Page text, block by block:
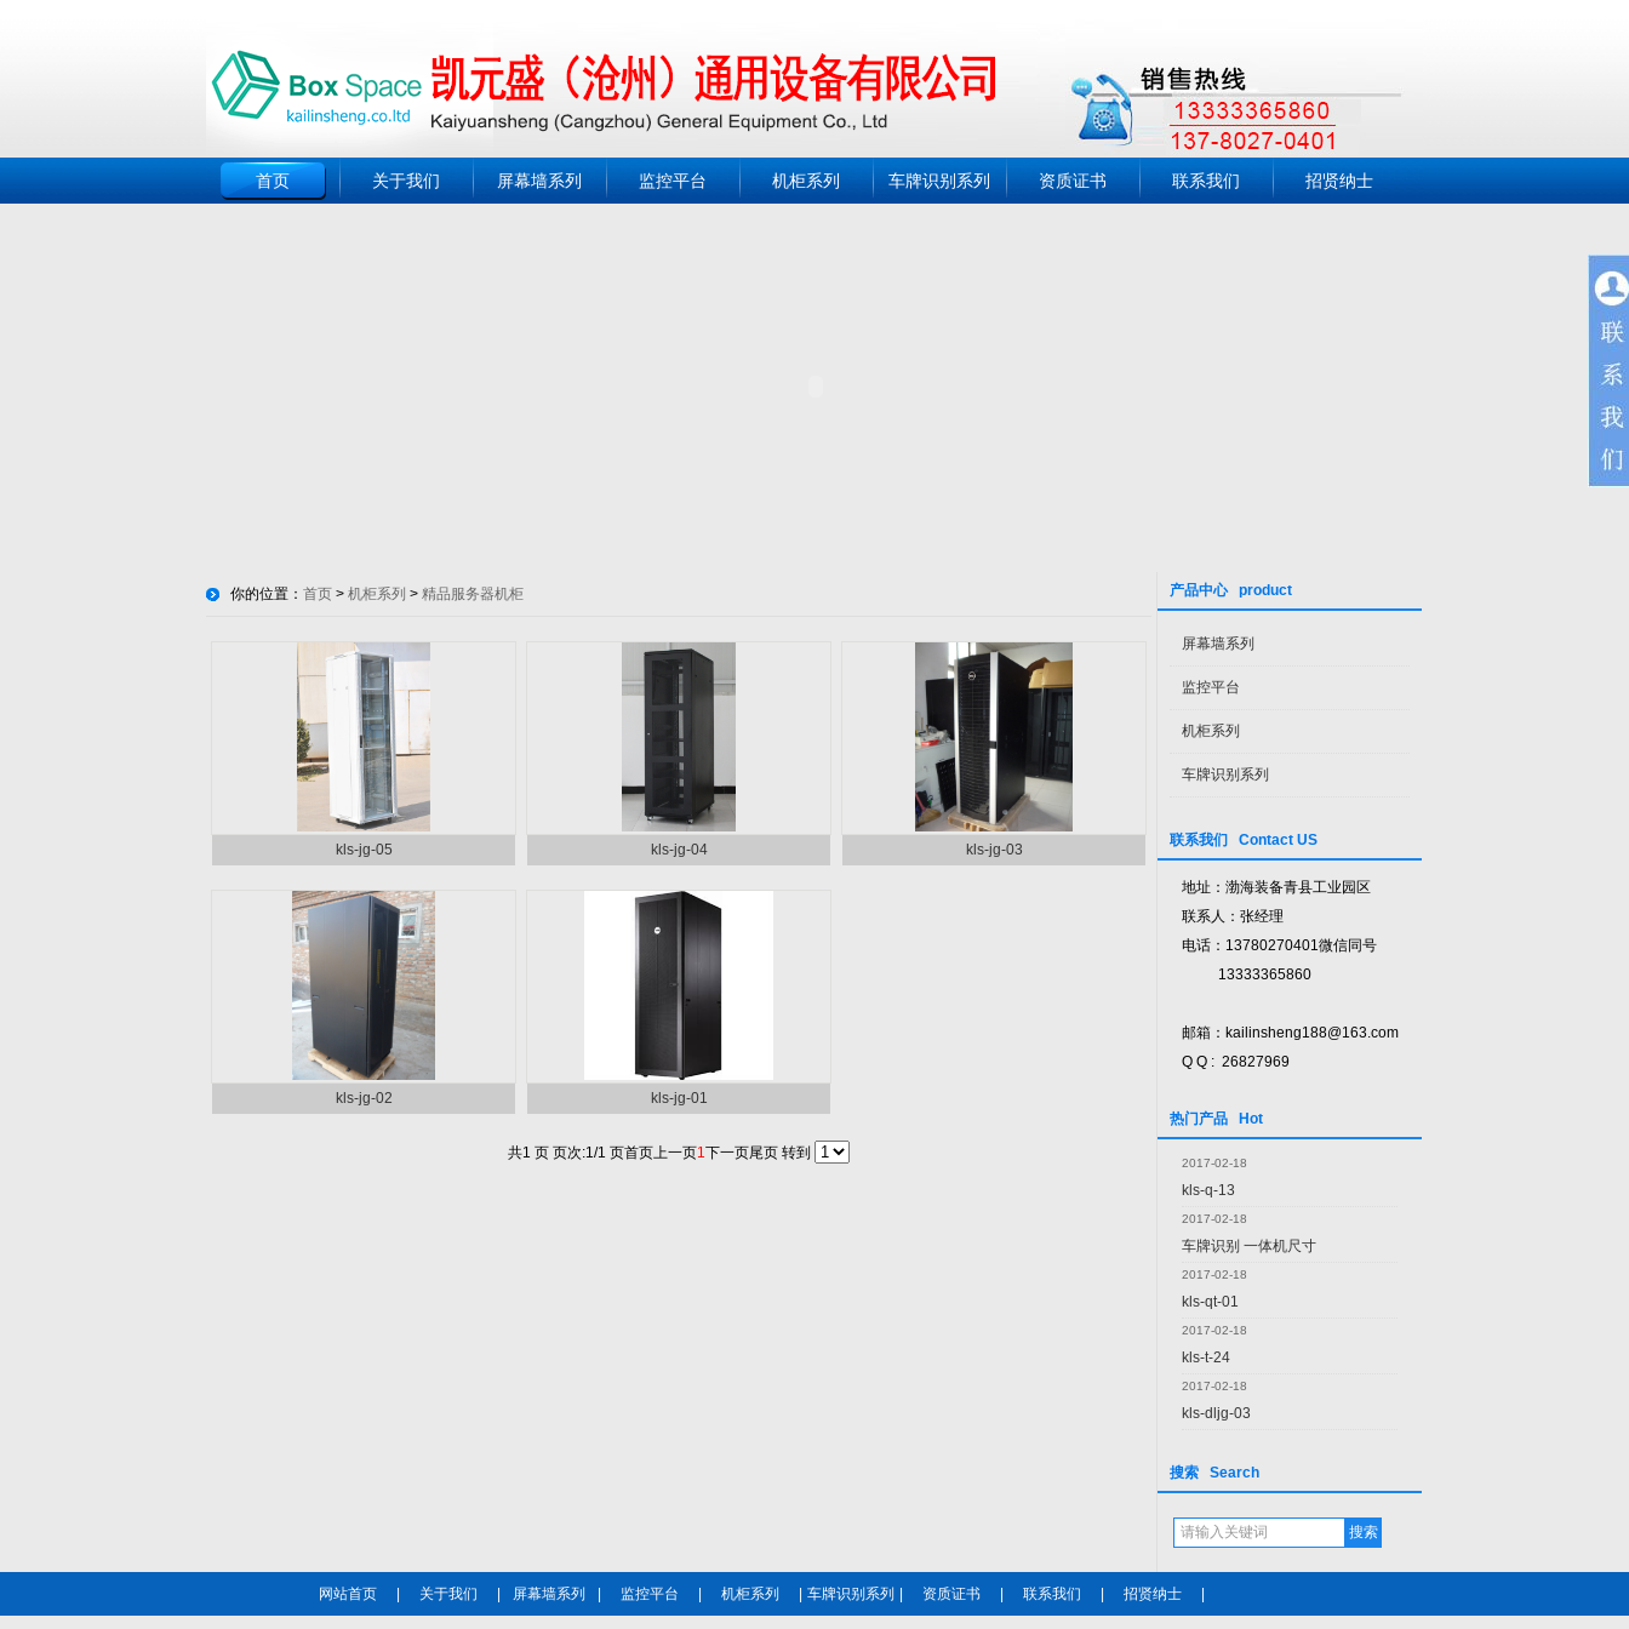
首页 关于我们 屏幕墙系列 监控平台 机柜系列 车牌识别系列 资质证书 联系我们 招贤纳士
产品中心 product
屏幕墙系列
监控平台
机柜系列
车牌识别系列
联系我们 Contact US
地址：渤海装备青县工业园区
联系人：张经理
电话：13780270401微信同号
13333365860
邮箱：kailinsheng188@163.com
Q Q : 26827969
热门产品 Hot
2017-02-18
kls-q-13
2017-02-18
车牌识别 一体机尺寸
2017-02-18
kls-qt-01
2017-02-18
kls-t-24
2017-02-18
kls-dljg-03
搜索 Search
你的位置： 首页 > 机柜系列 > 精品服务器机柜
kls-jg-05 kls-jg-04 kls-jg-03
kls-jg-02 kls-jg-01
共1 页 页次:1/1 页首页上一页1下一页尾页 转到
网站首页 关于我们 屏幕墙系列 监控平台 机柜系列 车牌识别系列 资质证书 联系我们 招贤纳士